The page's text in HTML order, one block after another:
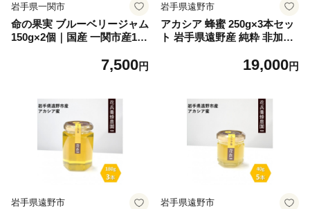
岩手県一関市
命の果実 ブルーベリージャム
150g×2個｜国産 一関市産10
産 完熟ブルーベリー使用 果
トに最適 ふるさと納税 岩手
県一関市
7,500円
岩手県遠野市
アカシア 蜂蜜 250g×3本セッ
ト 岩手県遠野産 純粋 非加熱
19,000円
岩手県遠野市 岩手県遠野市